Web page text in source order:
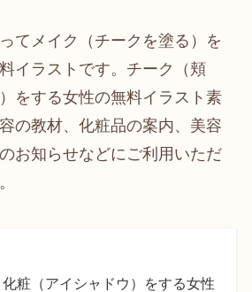
てメイク（チークを塗る）を
イラストです。チーク（頬
をする女性の無料イラスト素
の教材、化粧品の案内、美容
お知らせなどにご利用いただ
化粧（アイシャドウ）をする女性